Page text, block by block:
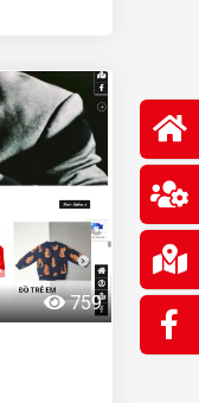
759